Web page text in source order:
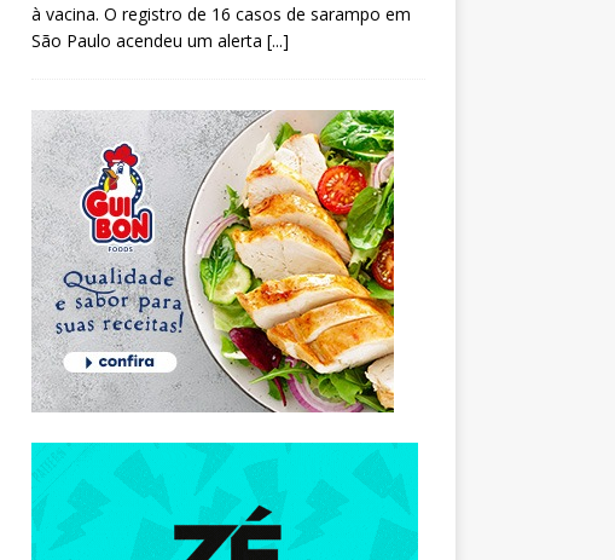
à vacina. O registro de 16 casos de sarampo em
São Paulo acendeu um alerta [...]